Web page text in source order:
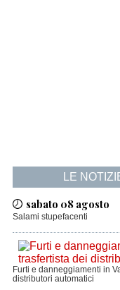
LE
sabato 08 agosto
Salami stupefacenti
Furti e danneggiamenti in
distributori automatici